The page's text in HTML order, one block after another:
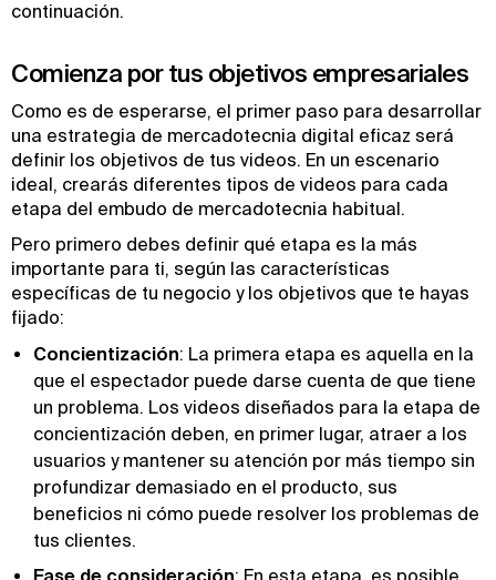
continuación.
Comienza por tus objetivos empresariales
Como es de esperarse, el primer paso para desarrollar
una estrategia de mercadotecnia digital eficaz será
definir los objetivos de tus videos. En un escenario
ideal, crearás diferentes tipos de videos para cada
etapa del embudo de mercadotecnia habitual.
Pero primero debes definir qué etapa es la más
importante para ti, según las características
específicas de tu negocio y los objetivos que te hayas
fijado:
Concientización: La primera etapa es aquella en la
que el espectador puede darse cuenta de que tiene
un problema. Los videos diseñados para la etapa de
concientización deben, en primer lugar, atraer a los
usuarios y mantener su atención por más tiempo sin
profundizar demasiado en el producto, sus
beneficios ni cómo puede resolver los problemas de
tus clientes.
Fase de consideración: En esta etapa, es posible